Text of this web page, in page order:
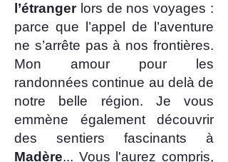
l’étrangerlors de nos voyages :
parce que l’appel de l’aventure
ne s’arrête pas à nos frontières.
Mon amour pour les
randonnées continue au delà de
notre belle région. Je vous
emmène également découvrir
des sentiers fascinants à
Madère... Vous l'aurez compris,